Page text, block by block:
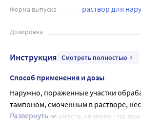
Левомицетина 3% доступен в
и проконсультироваться с врачом.
Форма выпуска
раствор для
Дозировка
Инструкция Смотреть полностью
Способ применения и дозы
Наружно, пораженные участки
тампоном, смоченным в растворе,
Продолжительность лечения - по
Развернуть